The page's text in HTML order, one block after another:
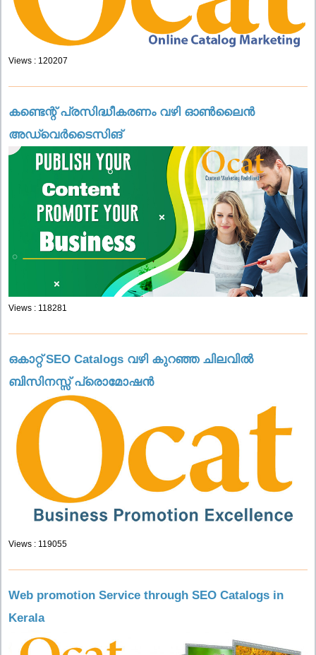
Views : 120207
കണ്ടെന്റ് പ്രസിദ്ധീകരണം വഴി ഓൺലൈൻ
അഡ്വെർടൈസിങ്
Views : 118281
ഒകാറ്റ് SEO Catalogs വഴി കുറഞ്ഞ ചിലവിൽ
ബിസിനസ്സ് പ്രൊമോഷൻ
Views : 119055
Web promotion Service through SEO Catalogs in
Kerala